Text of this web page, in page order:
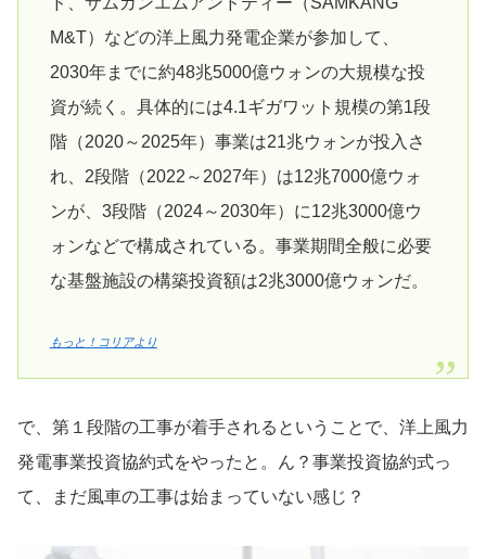
M&T）などの洋上風力発電企業が参加して、
2030年までに約48兆5000億ウォンの大規模な投
資が続く。具体的には4.1ギガワット規模の第1段
階（2020～2025年）事業は21兆ウォンが投入さ
れ、2段階（2022～2027年）は12兆7000億ウォ
ンが、3段階（2024～2030年）に12兆3000億ウ
ォンなどで構成されている。事業期間全般に必要
な基盤施設の構築投資額は2兆3000億ウォンだ。
もっと！コリアより
で、第１段階の工事が着手されるということで、洋上風力
発電事業投資協約式をやったと。ん？事業投資協約式っ
て、まだ風車の工事は始まっていない感じ？